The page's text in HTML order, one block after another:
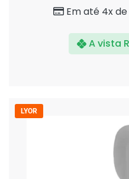
Em até 4x de
A vista
LYOR